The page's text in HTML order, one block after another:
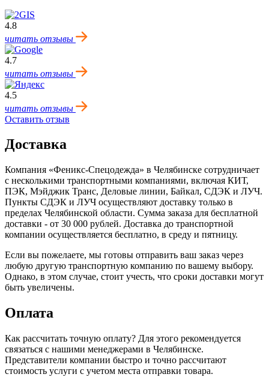
4.8
читать отзывы
4.7
читать отзывы
4.5
читать отзывы
Оставить отзыв
Доставка
Компания «Феникс-Спецодежда» в Челябинске сотрудничает
с несколькими транспортными компаниями, включая КИТ,
ПЭК, Мэйджик Транс, Деловые линии, Байкал, CДЭК и ЛУЧ.
Пункты CДЭК и ЛУЧ осуществляют доставку только в
пределах Челябинской области. Сумма заказа для бесплатной
доставки - от 30 000 рублей. Доставка до транспортной
компании осуществляется бесплатно, в среду и пятницу.
Если вы пожелаете, мы готовы отправить ваш заказ через
любую другую транспортную компанию по вашему выбору.
Однако, в этом случае, стоит учесть, что сроки доставки могут
быть увеличены.
Оплата
Как рассчитать точную оплату? Для этого рекомендуется
связаться с нашими менеджерами в Челябинске.
Представители компании быстро и точно рассчитают
стоимость услуги с учетом места отправки товара.